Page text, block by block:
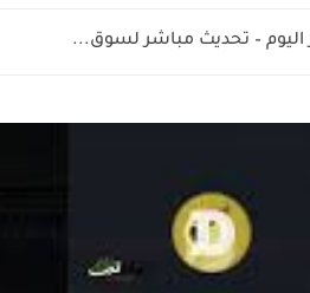
– تحديث مباشر لسوق...